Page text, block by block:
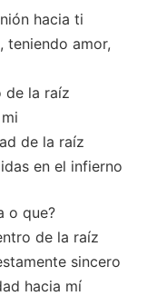
hacia ti
teniendo amor,
de la raíz
de la raíz
en el infierno
o que?
de la raíz
sincero
hacia mí